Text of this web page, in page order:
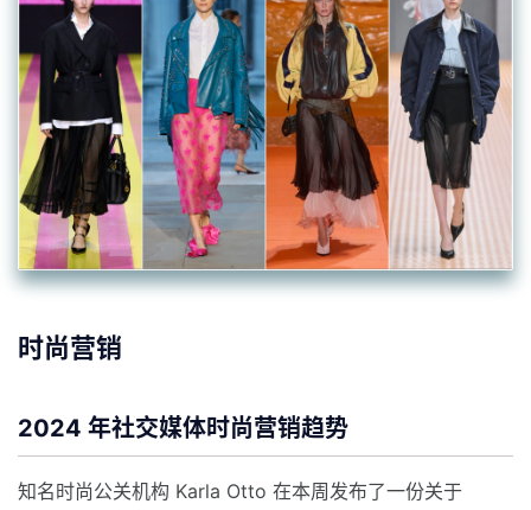
时尚营销
2024 年社交媒体时尚营销趋势
知名时尚公关机构 Karla Otto 在本周发布了一份关于